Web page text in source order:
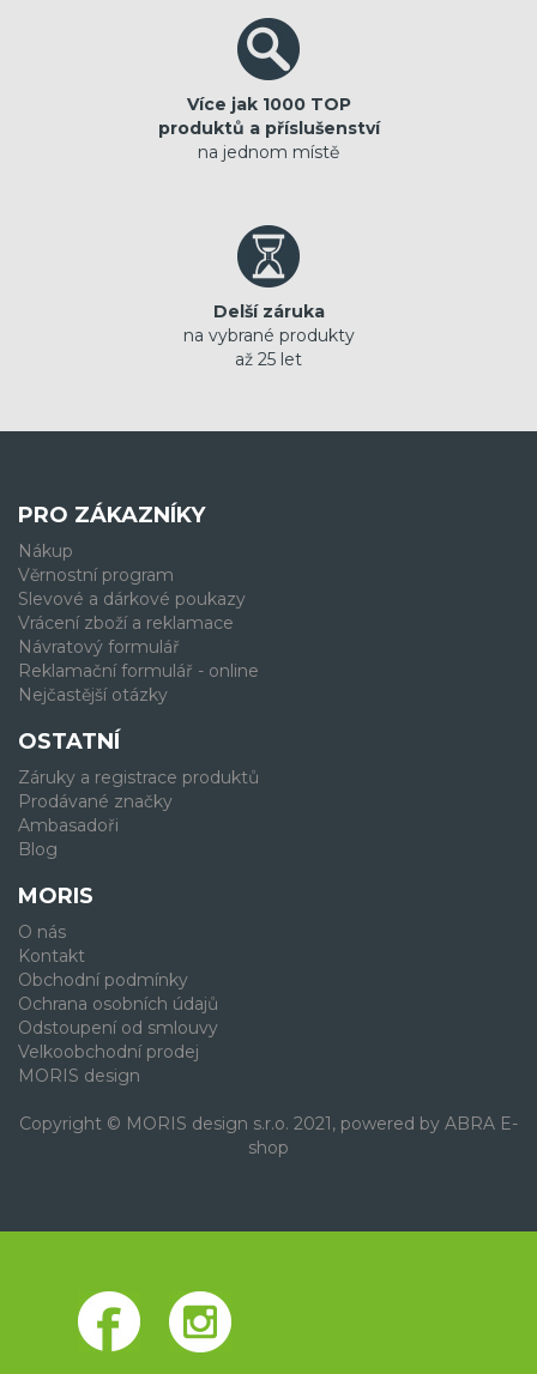
Více jak 1000 TOP
produktů a příslušenství
na jednom místě
Delší záruka
na vybrané produkty
až 25 let
PRO ZÁKAZNÍKY
Nákup
Věrnostní program
Slevové a dárkové poukazy
Vrácení zboží a reklamace
Návratový formulář
Reklamační formulář - online
Nejčastější otázky
OSTATNÍ
Záruky a registrace produktů
Prodávané značky
Ambasadoři
Blog
MORIS
O nás
Kontakt
Obchodní podmínky
Ochrana osobních údajů
Odstoupení od smlouvy
Velkoobchodní prodej
MORIS design
Copyright © MORIS design s.r.o. 2021, powered by ABRA E-
shop